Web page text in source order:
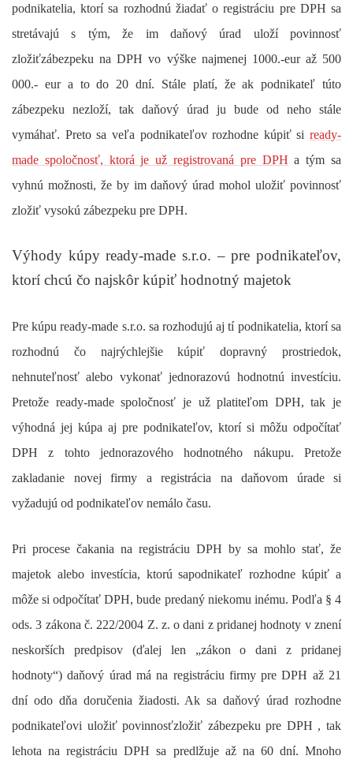
podnikatelia, ktorí sa rozhodnú žiadať o registráciu pre DPH sa
stretávajú s tým, že im daňový úrad uloží povinnosť
zložiťzábezpeku na DPH vo výške najmenej 1000.-eur až 500
000.- eur a to do 20 dní. Stále platí, že ak podnikateľ túto
zábezpeku nezloží, tak daňový úrad ju bude od neho stále
vymáhať. Preto sa veľa podnikateľov rozhodne kúpiť si ready-
made spoločnosť, ktorá je už registrovaná pre DPH a tým sa
vyhnú možnosti, že by im daňový úrad mohol uložiť povinnosť
zložiť vysokú zábezpeku pre DPH.
Výhody kúpy ready-made s.r.o. – pre podnikateľov,
ktorí chcú čo najskôr kúpiť hodnotný majetok
Pre kúpu ready-made s.r.o. sa rozhodujú aj tí podnikatelia, ktorí sa
rozhodnú čo najrýchlejšie kúpiť dopravný prostriedok,
nehnuteľnosť alebo vykonať jednorazovú hodnotnú investíciu.
Pretože ready-made spoločnosť je už platiteľom DPH, tak je
výhodná jej kúpa aj pre podnikateľov, ktorí si môžu odpočítať
DPH z tohto jednorazového hodnotného nákupu. Pretože
zakladanie novej firmy a registrácia na daňovom úrade si
vyžadujú od podnikateľov nemálo času.
Pri procese čakania na registráciu DPH by sa mohlo stať, že
majetok alebo investícia, ktorú sapodnikateľ rozhodne kúpiť a
môže si odpočítať DPH, bude predaný niekomu inému. Podľa § 4
ods. 3 zákona č. 222/2004 Z. z. o dani z pridanej hodnoty v znení
neskorších predpisov (ďalej len „zákon o dani z pridanej
hodnoty“) daňový úrad má na registráciu firmy pre DPH až 21
dní odo dňa doručenia žiadosti. Ak sa daňový úrad rozhodne
podnikateľovi uložiť povinnosťzložiť zábezpeku pre DPH , tak
lehota na registráciu DPH sa predlžuje až na 60 dní. Mnoho